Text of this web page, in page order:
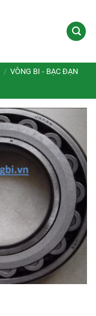
/ VÒNG BI - BẠC ĐẠN